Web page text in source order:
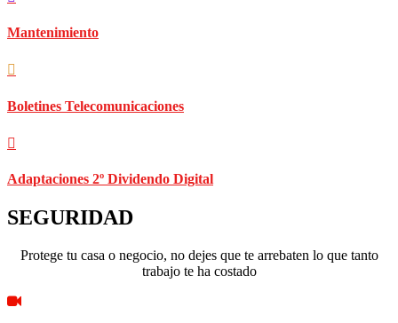
Mantenimiento
Boletines Telecomunicaciones
Adaptaciones 2º Dividendo Digital
SEGURIDAD
Protege tu casa o negocio, no dejes que te arrebaten lo que tanto
trabajo te ha costado